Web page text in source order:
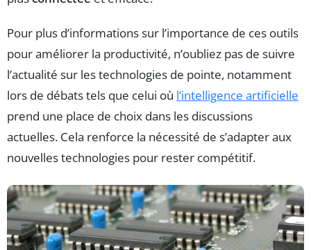
Pour plus d’informations sur l’importance de ces outils
pour améliorer la productivité, n’oubliez pas de suivre
l’actualité sur les technologies de pointe, notamment
lors de débats tels que celui où l’intelligence artificielle
prend une place de choix dans les discussions
actuelles. Cela renforce la nécessité de s’adapter aux
nouvelles technologies pour rester compétitif.